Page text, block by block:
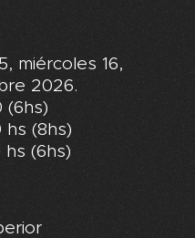
miércoles 16,
2026.
(6hs)
hs (8hs)
hs (6hs)